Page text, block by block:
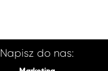
Napisz do nas: